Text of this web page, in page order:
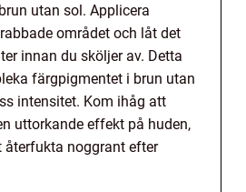
utan sol. Applicera
området och låt det
innan du sköljer av. Detta
färgpigmentet i brun utan
intensitet. Kom ihåg att
uttorkande effekt på huden,
återfukta noggrant efter